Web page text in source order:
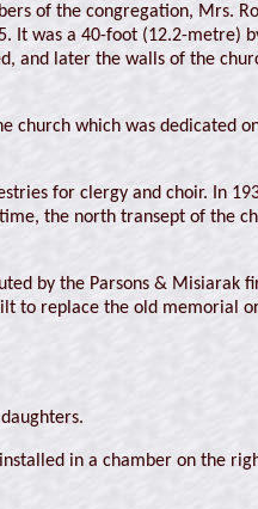
of the congregation, Mrs.
It was a 40-foot (12.2-metre)
and later the walls of the
church which was dedicated
for clergy and choir. In
the north transept of the
by the Parsons & Misiarak
to replace the old memorial
in a chamber on the